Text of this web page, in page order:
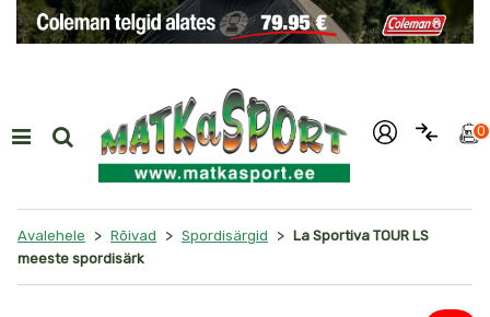
0
Avalehele > Rõivad > Spordisärgid > La Sportiva TOUR LS
meeste spordisärk